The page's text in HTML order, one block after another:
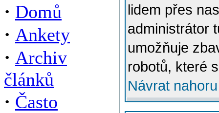
· Domů
· Ankety
· Archiv
článků
· Často
lidem přes
administrátor
umožňuje
robotů, které
Návrat nahoru